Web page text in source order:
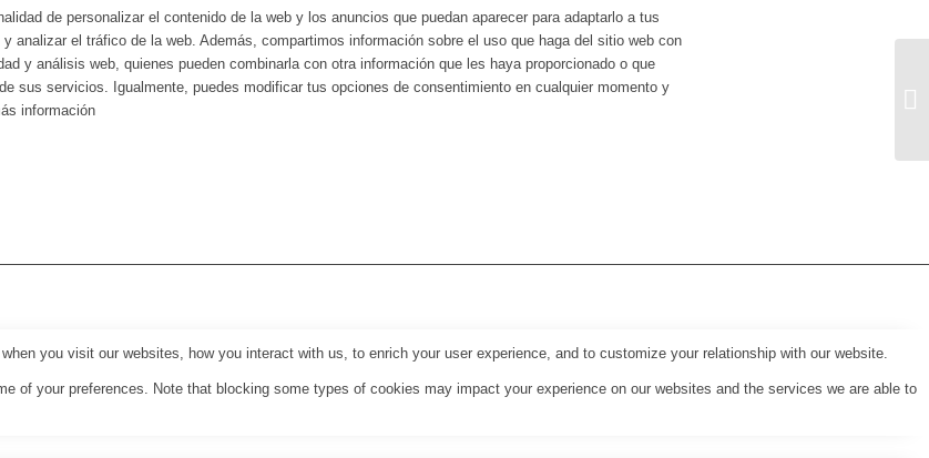
de personalizar el contenido de la web y los anuncios que puedan aparecer para adaptarlo a tus
analizar el tráfico de la web. Además, compartimos información sobre el uso que haga del sitio web con
y análisis web, quienes pueden combinarla con otra información que les haya proporcionado o que
sus servicios. Igualmente, puedes modificar tus opciones de consentimiento en cualquier momento y
información
you visit our websites, how you interact with us, to enrich your user experience, and to customize your relationship with our website.
of your preferences. Note that blocking some types of cookies may impact your experience on our websites and the services we are able to